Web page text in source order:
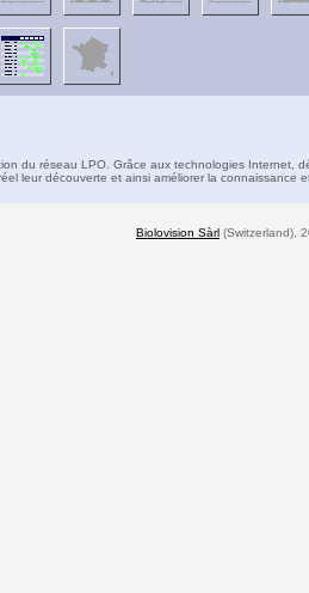
du réseau LPO. Grâce aux technologies Internet,
leur découverte et ainsi améliorer la connaissance
Biolovision Sàrl (Switzerland),